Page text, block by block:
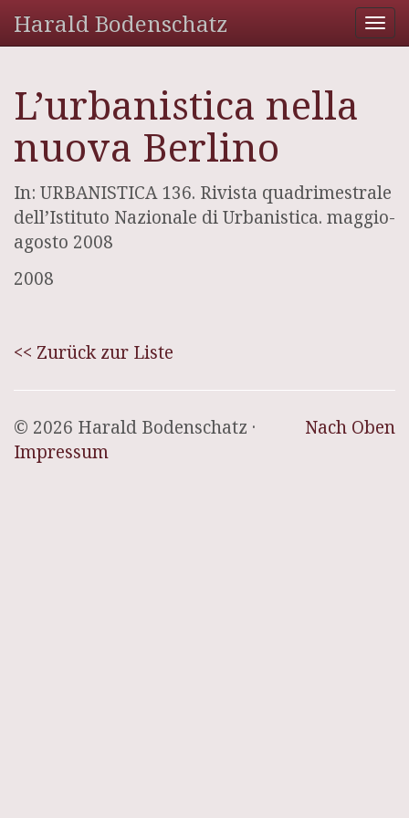
Harald Bodenschatz
L’urbanistica nella
nuova Berlino
In: URBANISTICA 136. Rivista quadrimestrale
dell’Istituto Nazionale di Urbanistica. maggio-
agosto 2008
2008
<< Zurück zur Liste
Nach Oben
© 2026 Harald Bodenschatz ·
Impressum